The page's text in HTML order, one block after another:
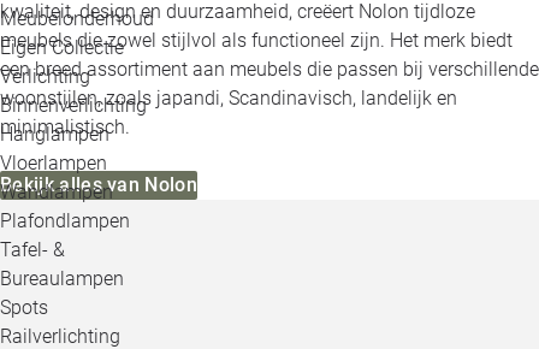
Meubelonderhoud
Eigen Collectie
Verlichting
Binnenverlichting
Hanglampen
Vloerlampen
Wandlampen
Plafondlampen
Tafel- &
Bureaulampen
Spots
Railverlichting
kwaliteit, design en duurzaamheid, creëert Nolon tijdloze
meubels die zowel stijlvol als functioneel zijn. Het merk biedt
een breed assortiment aan meubels die passen bij verschillende
woonstijlen, zoals japandi, Scandinavisch, landelijk en
minimalistisch.
Bekijk alles van Nolon